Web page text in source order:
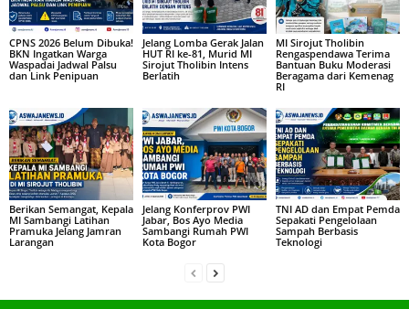
CPNS 2026 Belum Dibuka!
BKN Ingatkan Warga
Waspadai Jadwal Palsu
dan Link Penipuan
Jelang Lomba Gerak Jalan
HUT RI ke-81, Murid MI
Sirojut Tholibin Intens
Berlatih
MI Sirojut Tholibin
Rengaspendawa Terima
Bantuan Buku Moderasi
Beragama dari Kemenag
RI
Berikan Semangat, Kepala
MI Sambangi Latihan
Pramuka Jelang Jamran
Larangan
Jelang Konferprov PWI
Jabar, Bos Ayo Media
Sambangi Rumah PWI
Kota Bogor
TNI AD dan Empat Pemda
Sepakati Pengelolaan
Sampah Berbasis
Teknologi